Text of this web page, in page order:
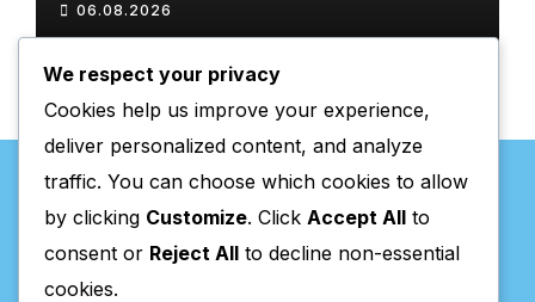
06.08.2026
Valpaços Online
We respect your privacy
Cookies help us improve your experience,
deliver personalized content, and analyze
traffic. You can choose which cookies to allow
by clicking Customize. Click Accept All to
consent or Reject All to decline non-essential
cookies.